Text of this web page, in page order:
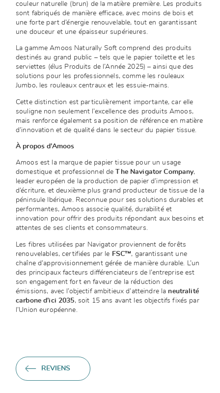
couleur naturelle (brun) de la matière première. Les produits
sont fabriqués de manière efficace, avec moins de bois et
une forte part d’énergie renouvelable, tout en garantissant
une douceur et une épaisseur supérieures.
La gamme Amoos Naturally Soft comprend des produits
destinés au grand public – tels que le papier toilette et les
serviettes (élus Produits de l’Année 2025) – ainsi que des
solutions pour les professionnels, comme les rouleaux
Jumbo, les rouleaux centraux et les essuie-mains.
Cette distinction est particulièrement importante, car elle
souligne non seulement l’excellence des produits Amoos,
mais renforce également sa position de référence en matière
d’innovation et de qualité dans le secteur du papier tissue.
À propos d’Amoos
Amoos est la marque de papier tissue pour un usage
domestique et professionnel de The Navigator Company,
leader européen de la production de papier d’impression et
d’écriture, et deuxième plus grand producteur de tissue de la
péninsule Ibérique. Reconnue pour ses solutions durables et
performantes, Amoos associe qualité, durabilité et
innovation pour offrir des produits répondant aux besoins et
attentes de ses clients et consommateurs.
Les fibres utilisées par Navigator proviennent de forêts
renouvelables, certifiées par le FSC™, garantissant une
chaîne d’approvisionnement gérée de manière durable. L’un
des principaux facteurs différenciateurs de l’entreprise est
son engagement fort en faveur de la réduction des
émissions, avec l’objectif ambitieux d’atteindre la neutralité
carbone d’ici 2035, soit 15 ans avant les objectifs fixés par
l’Union européenne.
REVIENS